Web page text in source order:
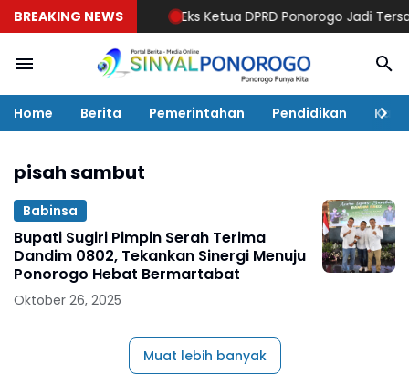
BREAKING NEWS Eks Ketua DPRD Ponorogo Jadi
Home Berita Pemerintahan Pendidikan
pisah sambut
Babinsa
Bupati Sugiri Pimpin Serah Terima
Dandim 0802, Tekankan Sinergi Menuju
Ponorogo Hebat Bermartabat
Oktober 26, 2025
Muat lebih banyak